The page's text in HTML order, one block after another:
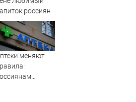
россиян
меняют